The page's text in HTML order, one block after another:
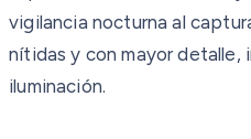
vigilancia nocturna al
nítidas y con mayor detalle,
iluminación.